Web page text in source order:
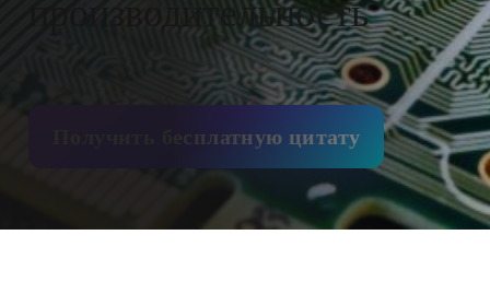
производительность
Получить бесплатную цитату